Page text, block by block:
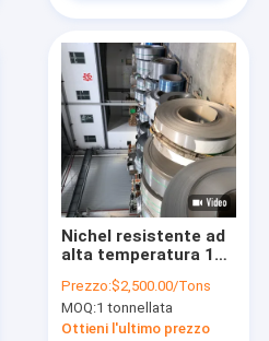
Nichel resistente ad
alta temperatura 18
20 della striscia della
bobina dell'acciaio
legato
Prezzo:$2,500.00/Tons
MOQ:1 tonnellata
Ottieni l'ultimo prezzo